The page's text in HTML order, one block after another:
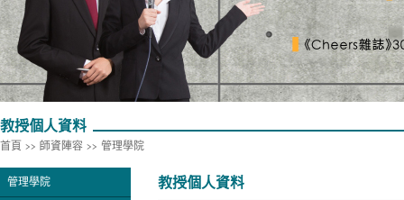
教授個人資料
首頁 >> 師資陣容 >> 管理學院
管理學院 教授個人資料